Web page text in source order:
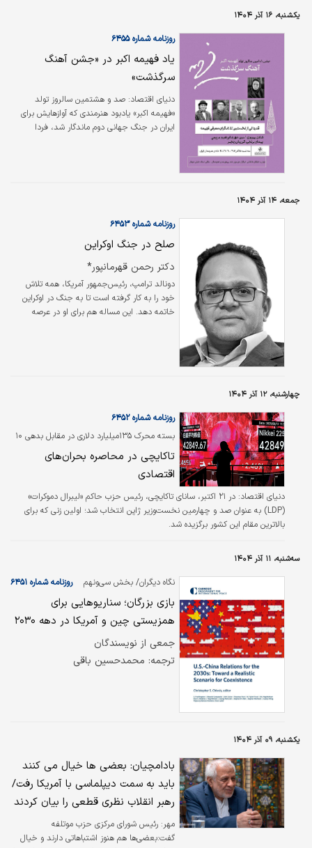
یکشنبه، ۱۶ آذر ۱۴۰۴
روزنامه شماره ۶۴۵۵
یاد فهیمه اکبر در «جشن آهنگ
سرگذشت»
دنیای اقتصاد: صد و هشتمین سالروز تولد
«فهیمه اکبر» یادبود هنرمندی که آوازهایش برای
ایران در جنگ جهانی دوم ماندگار شد، فردا
جمعه، ۱۴ آذر ۱۴۰۴
روزنامه شماره ۶۴۵۳
صلح در جنگ اوکراین
دکتر رحمن قهرمانپور*
دونالد ترامپ، رئیس‌جمهور آمریکا، همه تلاش
خود را به کار گرفته است تا به جنگ در اوکراین
خاتمه دهد. این مساله هم برای او در عرصه
اروپا از آن بیم دارد که ترامپ به هر قیمتی حاضر
به صلح با…
چهارشنبه، ۱۲ آذر ۱۴۰۴
بسته محرک ۱۳۵‌میلیارد دلاری در مقابل بدهی ۱۰
تریلیون دلاری دوام خواهد آورد؟
روزنامه شماره ۶۴۵۲
تاکایچی در محاصره بحران‌های
اقتصادی
دنیای اقتصاد:
در ۲۱ اکتبر، سانای تاکایچی، رئیس حزب حاکم «لیبرال دموکرات»
(LDP) به عنوان صد و چهارمین نخست‌وزیر ژاپن انتخاب شد؛ اولین زنی که برای
بالاترین مقام این کشور برگزیده شد.
سه‌شنبه، ۱۱ آذر ۱۴۰۴
نگاه دیگران/ بخش سی‌‌و‌نهم روزنامه شماره ۶۴۵۱
بازی بزرگان؛ سناریوهایی برای
همزیستی چین و آمریکا در دهه‌ ۲۰۳۰
جمعی از نویسندگان
ترجمه: محمد‌حسین باقی
یکشنبه، ۰۹ آذر ۱۴۰۴
بادامچیان: بعضی ها خیال می کنند
باید به سمت دیپلماسی با آمریکا رفت/
رهبر انقلاب نظری قطعی را بیان کردند
مهر: رئیس شورای مرکزی حزب موتلفه
گفت:بعضی‌ها هم هنوز اشتباهاتی دارند و خیال